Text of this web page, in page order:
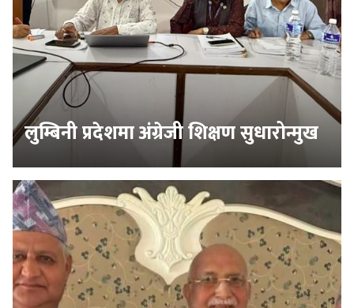
लुम्बिनी प्रदेशमा अंग्रेजी शिक्षण सुधारोन्मुख